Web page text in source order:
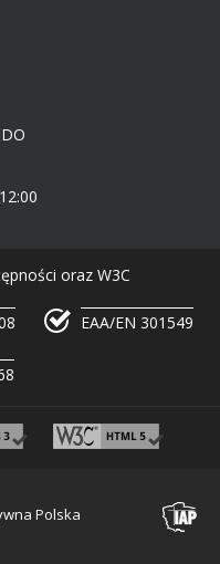
oraz W3C
EAA/EN 301549
Polska